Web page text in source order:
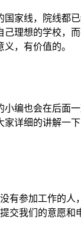
家线，院线都
理想的学校，
，有价值的。
编也会在后面
详细的讲解一
有参加工作的
我们的意愿和